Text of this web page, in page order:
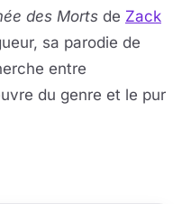
des Morts de Zack
sa parodie de
entre
du genre et le pur